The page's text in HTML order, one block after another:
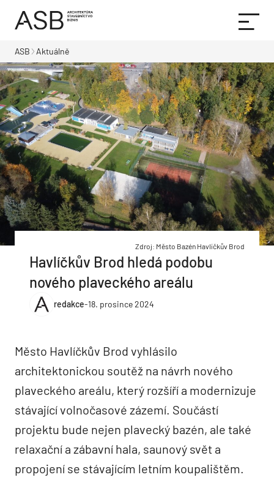
ASB Aktuálně
Zdroj: Město Bazén Havlíčkův Brod
Havlíčkův Brod hledá podobu
nového plaveckého areálu
redakce-18. prosince 2024
Město Havlíčkův Brod vyhlásilo
architektonickou soutěž na návrh nového
plaveckého areálu, který rozšíří a modernizuje
stávající volnočasové zázemí. Součástí
projektu bude nejen plavecký bazén, ale také
relaxační a zábavní hala, saunový svět a
propojení se stávajícím letním koupalištěm.